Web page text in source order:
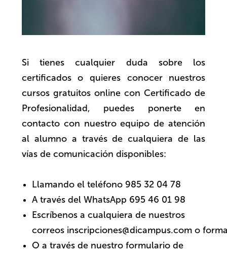
Si tienes cualquier duda sobre los
certificados o quieres conocer nuestros
cursos gratuitos online con Certificado de
Profesionalidad, puedes ponerte en
contacto con nuestro equipo de atención
al alumno a través de cualquiera de las
vías de comunicación disponibles:
Llamando el teléfono 985 32 04 78
A través del WhatsApp 695 46 01 98
Escríbenos a cualquiera de nuestros
correos inscripciones@dicampus.como
O a través de nuestro formulario de